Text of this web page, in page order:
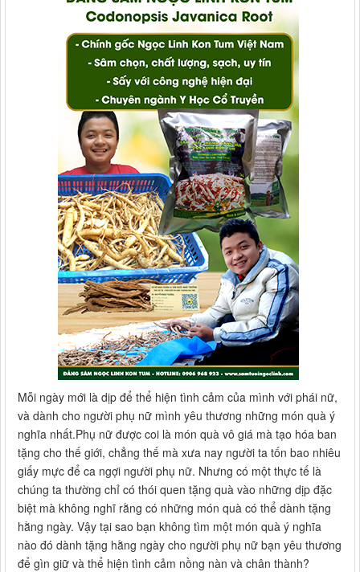
Mỗi ngày mới là dịp để thể hiện tình cảm của mình với phái nữ,
và dành cho người phụ nữ mình yêu thương những món quà ý
nghĩa nhất.Phụ nữ được coi là món quà vô giá mà tạo hóa ban
tặng cho thế giới, chẳng thế mà xưa nay người ta tốn bao nhiêu
giấy mực để ca ngợi người phụ nữ. Nhưng có một thực tế là
chúng ta thường chỉ có thói quen tặng quà vào những dịp đặc
biệt mà không nghĩ rằng có những món quà có thể dành tặng
hằng ngày. Vậy tại sao bạn không tìm một món quà ý nghĩa
nào đó dành tặng hằng ngày cho người phụ nữ bạn yêu thương
để gìn giữ và thể hiện tình cảm nồng nàn và chân thành?